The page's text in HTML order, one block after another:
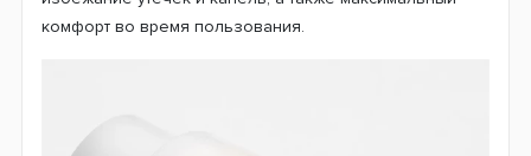
комфорт во время пользования.